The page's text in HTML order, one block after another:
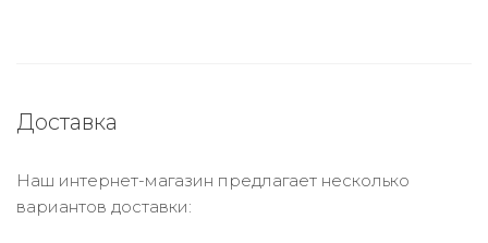
Доставка
Наш интернет-магазин предлагает несколько
вариантов доставки: